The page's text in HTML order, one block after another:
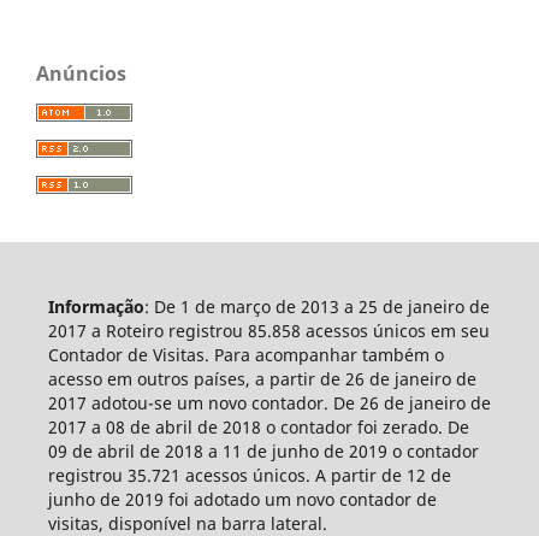
Anúncios
Informação: De 1 de março de 2013 a 25 de janeiro de
2017 a Roteiro registrou 85.858 acessos únicos em seu
Contador de Visitas. Para acompanhar também o
acesso em outros países, a partir de 26 de janeiro de
2017 adotou-se um novo contador. De 26 de janeiro de
2017 a 08 de abril de 2018 o contador foi zerado. De
09 de abril de 2018 a 11 de junho de 2019 o contador
registrou 35.721 acessos únicos. A partir de 12 de
junho de 2019 foi adotado um novo contador de
visitas, disponível na barra lateral.